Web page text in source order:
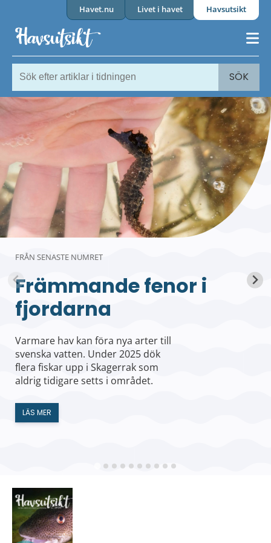
Havet.nu Livet i havet Havsutsikt
SÖK
FRÅN SENASTE NUMRET
Främmande fenor i
fjordarna
Varmare hav kan föra nya arter till
svenska vatten. Under 2025 dök
flera fiskar upp i Skagerrak som
aldrig tidigare setts i området.
LÄS MER